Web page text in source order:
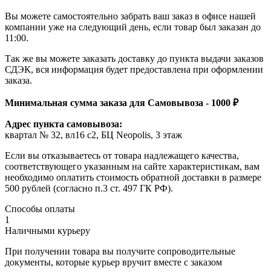
Вы можете самостоятельно забрать ваш заказ в офисе нашей
компании уже на следующий день, если товар был заказан до
11:00.
Так же вы можете заказать доставку до пункта выдачи заказов
СДЭК, вся информация будет предоставлена при оформлении
заказа.
Минимальная сумма заказа для Самовывоза - 1000 ₽
Адрес пункта самовывоза:
квартал № 32, вл16 с2, БЦ Neopolis, 3 этаж
Если вы отказываетесь от товара надлежащего качества,
соответствующего указанным на сайте характеристикам, вам
необходимо оплатить стоимость обратной доставки в размере
500 рублей (согласно п.3 ст. 497 ГК РФ).
Способы оплаты
1
Наличными курьеру
При получении товара вы получите сопроводительные
документы, которые курьер вручит вместе с заказом